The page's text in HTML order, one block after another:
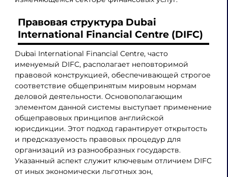
Правовая структура Dubai
International Financial Centre (DIFC)
Dubai International Financial Centre, часто
именуемый DIFC, располагает неповторимой
правовой конструкцией, обеспечивающей строгое
соответствие общепринятым мировым нормам
деловой деятельности. Основополагающим
элементом данной системы выступает применение
общеправовых принципов английской
юрисдикции. Этот подход гарантирует открытость
и предсказуемость правовых процедур для
организаций из разнообразных государств.
Указанный аспект служит ключевым отличием DIFC
от иных экономически льготных зон,